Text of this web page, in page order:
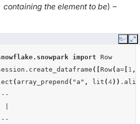
containing the element to be) –
Copy
import
Row
. create_dataframe ([ Row( a= 1 ,
( array_prepend ( "a" , lit (4)) .
|